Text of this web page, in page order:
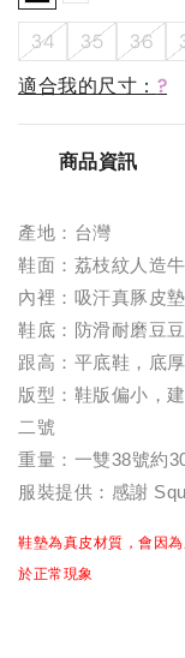
34 35 36
適合我的尺寸： ?
商品資訊
產地：台灣
鞋面：荔枝紋人造
內裡：吸汗真豚皮
鞋底：防滑耐磨豆
跟高：平底鞋，底
版型：鞋版偏小，
二號
重量：一雙38號約
服裝提供：感謝
鞋墊為真皮材質，會因
於正常現象